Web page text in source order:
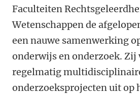
Faculteiten
Wetenschappen de
een nauwe samenwerking
onderwijs en onderzoek. Zij
regelmatig
onderzoeksprojecten uit op